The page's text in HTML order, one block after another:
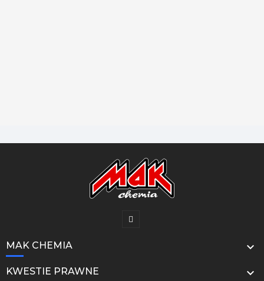
MAK CHEMIA 
KWESTIE PRAWNE 